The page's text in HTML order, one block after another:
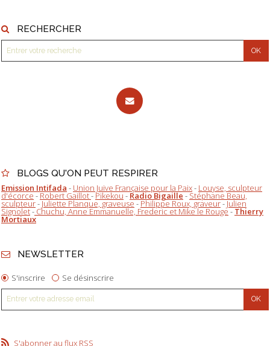
RECHERCHER
BLOGS QU'ON PEUT RESPIRER
Emission Intifada - Union Juive Française pour la Paix- Louyse, sculpteur
d'écorce-Robert Gaillot-Pikekou-Radio Bigaille-Stéphane Beau,
sculpteur-Juliette Planque, graveuse-Philippe Roux, graveur-Julien
Signolet-Chuchu, Anne Emmanuelle, Frederic et Mike le Rouge-Thierry
Mortiaux
NEWSLETTER
S'inscrire Se désinscrire
S'abonner au flux RSS